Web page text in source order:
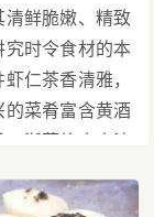
鲜脆嫩、精致
时令食材的本
仁茶香清雅，
菜肴富含黄酒
浙菜将山水清